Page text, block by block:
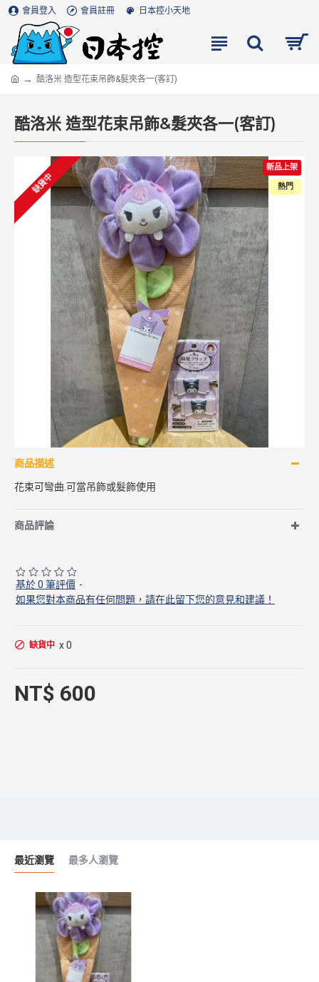
會員登入 會員註冊 日本控小天地
酷洛米 造型花束吊飾&髮夾各一(客訂)
酷洛米 造型花束吊飾&髮夾各一(客訂)
新品上架
熱門
缺貨中
商品描述
花束可彎曲.可當吊飾或髮飾使用
商品評論
基於 0 筆評價 -
如果您對本商品有任何問題，請在此留下您的意見和建議！
NT$ 600
缺貨中 x 0
最近瀏覽 最多人瀏覽